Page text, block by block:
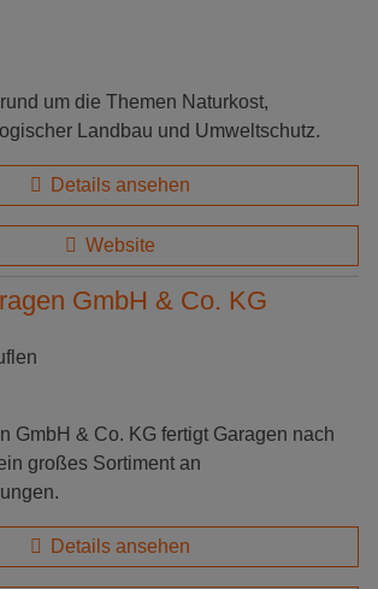
um die Themen Naturkost,
Landbau und Umweltschutz.
Details ansehen
Website
GmbH & Co. KG
GmbH & Co. KG fertigt Garagen nach
großes Sortiment an
Details ansehen